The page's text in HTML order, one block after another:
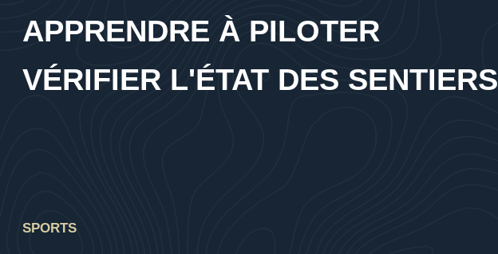
APPRENDRE À PILOTER
VÉRIFIER L'ÉTAT DES SENTIERS
SPORTS